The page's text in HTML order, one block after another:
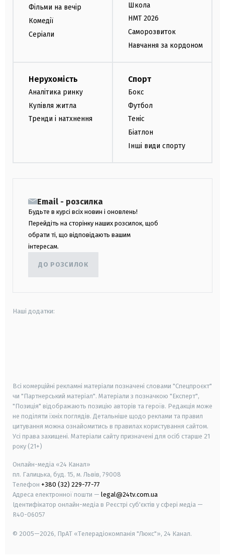
Фільми на вечір
Комедії
Серіали
Школа
НМТ 2026
Саморозвиток
Навчання за кордоном
Нерухомість
Аналітика ринку
Купівля житла
Тренди і натхнення
Спорт
Бокс
Футбол
Теніс
Біатлон
Інші види спорту
Email - розсилка
Будьте в курсі всіх новин і оновлень!
Перейдіть на сторінку наших розсилок, щоб
обрати ті, що відповідають вашим
інтересам.
ДО РОЗСИЛОК
Наші додатки:
Всі комерційні рекламні матеріали позначені словами "Спецпроєкт"
чи "Партнерський матеріал". Матеріали з позначкою "Експерт",
"Позиція" відображають позицію авторів та героїв. Редакція може
не поділяти їхніх поглядів. Детальніше щодо реклами та правил
цитування можна ознайомитись в правилах користування сайтом.
Усі права захищені. Матеріали сайту призначені для осіб старше 21
року (21+)
Онлайн-медіа «24 Канал»
пл. Галицька, буд. 15, м. Львів, 79008
Телефон +380 (32) 229-77-77
Адреса електронної пошти — legal@24tv.com.ua
Ідентифікатор онлайн-медіа в Реєстрі суб'єктів у сфері медіа —
R40-06057
© 2005—2026, ПрАТ «Телерадіокомпанія "Люкс"», 24 Канал.